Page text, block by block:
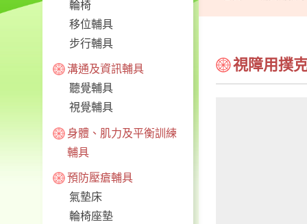
輪椅
移位輔具
步行輔具
溝通及資訊輔具
聽覺輔具
視覺輔具
身體、肌力及平衡訓練
輔具
預防壓瘡輔具
氣墊床
輪椅座墊
視障用撲